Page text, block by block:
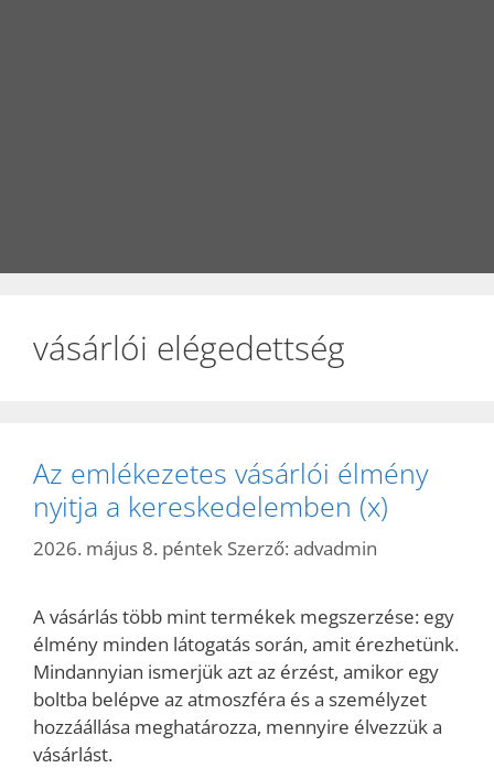
vásárlói elégedettség
Az emlékezetes vásárlói élmény
nyitja a kereskedelemben (x)
2026. május 8. péntek Szerző: advadmin
A vásárlás több mint termékek megszerzése: egy
élmény minden látogatás során, amit érezhetünk.
Mindannyian ismerjük azt az érzést, amikor egy
boltba belépve az atmoszféra és a személyzet
hozzáállása meghatározza, mennyire élvezzük a
vásárlást.